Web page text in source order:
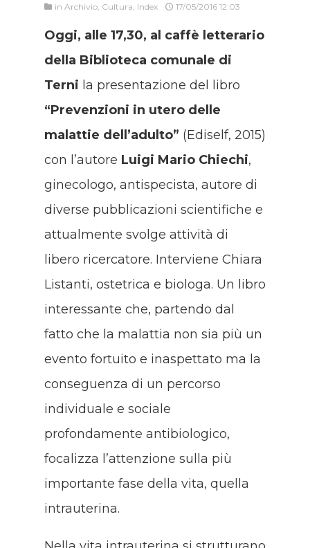
in Archivio Cultura Index 17/05/2016 12:03
Oggi, alle 17,30, al caffè letterario
della Biblioteca comunale di
Terni la presentazione del libro
“Prevenzioni in utero delle
malattie dell’adulto” (Ediself, 2015)
con l’autore Luigi Mario Chiechi,
ginecologo, antispecista, autore di
diverse pubblicazioni scientifiche e
attualmente svolge attività di
libero ricercatore. Interviene Chiara
Listanti, ostetrica e biologa. Un libro
interessante che, partendo dal
fatto che la malattia non sia più un
evento fortuito e inaspettato ma la
conseguenza di un percorso
individuale e sociale
profondamente antibiologico,
focalizza l’attenzione sulla più
importante fase della vita, quella
intrauterina.